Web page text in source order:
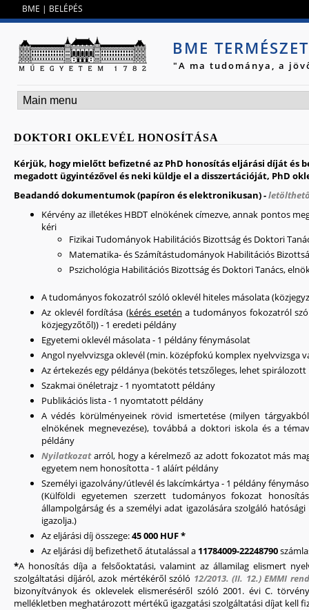
BME | BELÉPÉS
BME
"A ma tudománya, a
DOKTORI OKLEVÉL HONOSÍTÁSA
Kérjük, hogy mielőtt befizetné az PhD honosítás eljárási díját
megadott ügyintézővel és neki küldje el a disszertációját, PhD
Beadandó dokumentumok (papíron és elektronikusan) -
Kérvény az illetékes HBDT elnökének címezve, annak pontos
kéri
Fizikai Tudományok Habilitációs Bizottság és Doktori
Matematika- és Számítástudományok Habilitációs
Pszichológia Habilitációs Bizottság és Doktori Tanács,
A tudományos fokozatról szóló oklevél hiteles másolata
Az oklevél fordítása (kérés esetén a tudományos fokozatról
közjegyzőtől)) - 1 eredeti példány
Egyetemi oklevél másolata - 1 példány fénymásolat
Angol nyelvvizsga oklevél (min. középfokú komplex nyelvvizsga
Az értekezés egy példánya (bekötés tetszőleges, lehet spirálozott
Szakmai önéletrajz - 1 nyomtatott példány
Publikációs lista - 1 nyomtatott példány
A védés körülményeinek rövid ismertetése (milyen
elnökének megnevezése), továbbá a doktori iskola és a
példány
Nyilatkozatarról, hogy a kérelmező az adott fokozatot más
egyetem nem honosította - 1 aláírt példány
Személyi igazolvány/útlevél és lakcímkártya - 1 példány
(Külföldi egyetemen szerzett tudományos fokozat
állampolgárság és a személyi adat igazolására szolgáló
igazolja.)
Az eljárási díj összege:45 000 HUF *
Az eljárási díj befizethető átutalással a 11784009-22248790
*A honosítás díja a felsőoktatási, valamint az államilag elismert
szolgáltatási díjáról, azok mértékéről szóló 12/2013. (II. 12.) EMMI
bizonyítványok és oklevelek elismeréséről szóló 2001. évi C.
mellékletben meghatározott mértékű igazgatási szolgáltatási díjat kell